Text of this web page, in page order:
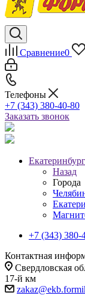
Сравнение0
Телефоны
+7 (343) 380-40-80
Заказать звонок
Екатеринбург
Назад
Города
+7 (343) 380-
Контактная
Свердловская
17-й км